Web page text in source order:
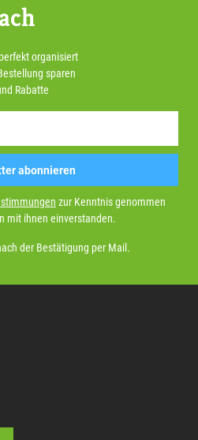
organisiert
sparen
Rabatte
abonnieren
zur Kenntnis genommen
mit ihnen einverstanden.
der Bestätigung per Mail.